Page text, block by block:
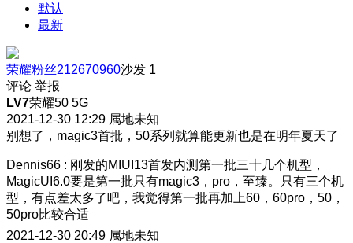
默认
最新
荣耀粉丝212670960沙发 1
评论 举报
LV7荣耀50 5G
2021-12-30 12:29 属地未知
别想了，magic3首批，50系列就算能更新也是在明年夏天了
Dennis66 : 刚发的MIUI13首发内测第一批三十几个机型，
MagicUI6.0要是第一批只有magic3，pro，至臻。只有三个机
型，有点差太多了吧，我觉得第一批再加上60，60pro，50，
50pro比较合适
2021-12-30 20:49 属地未知